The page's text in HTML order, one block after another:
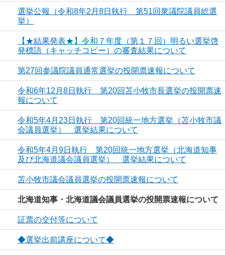
選挙公報（令和8年2月8日執行 第51回衆議院議員総選
挙）
【★結果発表★】令和７年度（第１７回）明るい選挙啓
発標語（キャッチコピー）の審査結果について
第27回参議院議員通常選挙の投開票速報について
令和6年12月8日執行 第20回苫小牧市長選挙の投開票速
報について
令和5年4月23日執行 第20回統一地方選挙（苫小牧市議
会議員選挙） 選挙結果について
令和5年4月9日執行 第20回統一地方選挙（北海道知事
及び北海道議会議員選挙） 選挙結果について
苫小牧市議会議員選挙の投開票速報について
北海道知事・北海道議会議員選挙の投開票速報について
証票の交付等について
◆選挙出前講座について◆